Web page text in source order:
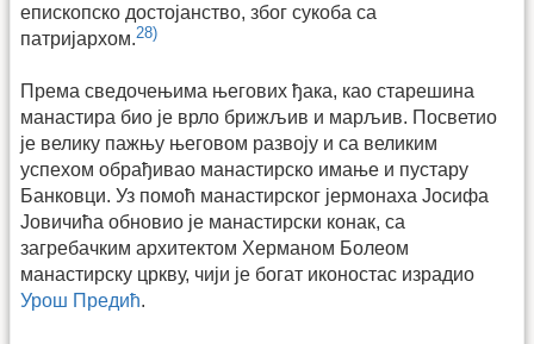
епископско достојанство, због сукоба са
патријархом.28)
Према сведочењима његових ђака, као старешина
манастира био је врло брижљив и марљив. Посветио
је велику пажњу његовом развоју и са великим
успехом обрађивао манастирско имање и пустару
Банковци. Уз помоћ манастирског јермонаха Јосифа
Јовичића обновио је манастирски конак, са
загребачким архитектом Херманом Болеом
манастирску цркву, чији је богат иконостас израдио
Урош Предић.